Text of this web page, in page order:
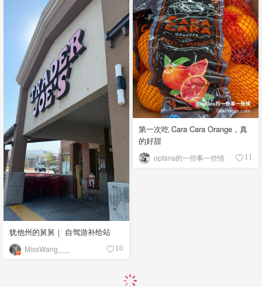
第一次吃 Cara Cara Orange，真
的好甜
opfans的一些事一些情 11
犹他州的舅舅｜ 自驾游补给站
MissWang___ 10